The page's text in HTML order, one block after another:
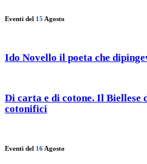
Eventi del 15 Agosto
Ido Novello il poeta che
Di carta e di cotone. Il Biellese
cotonifici
Eventi del 16 Agosto